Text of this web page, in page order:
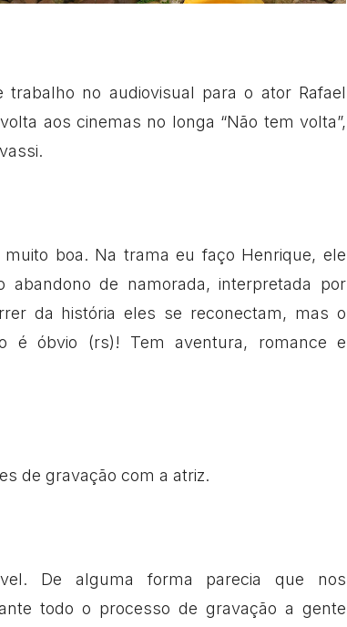
no audiovisual para o ator Rafael
aos cinemas no longa “Não tem volta”,
boa. Na trama eu faço Henrique, ele
de namorada, interpretada por
da história eles se reconectam, mas o
é óbvio (rs)! Tem aventura, romance e
de gravação com a atriz.
De alguma forma parecia que nos
todo o processo de gravação a gente